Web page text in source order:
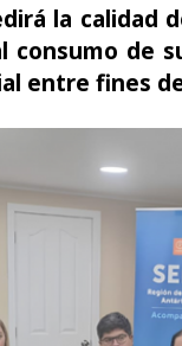
la calidad
de
entre fines